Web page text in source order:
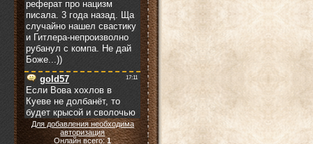
Для добавления необходима
авторизация
Онлайн всего:1